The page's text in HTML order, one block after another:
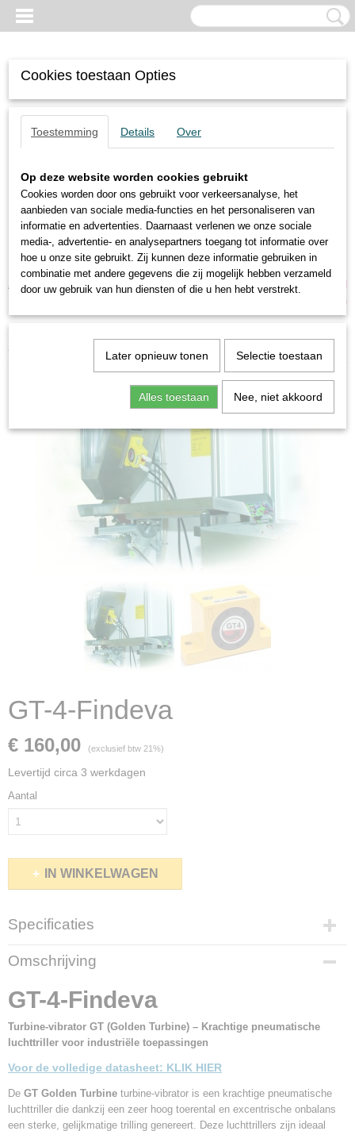
Inloggen Registreren
UW WINKELWAGEN
(0)
Home
GT-4-Findeva
€ 160,00 (exclusief btw 21%)
Levertijd circa 3 werkdagen
Aantal
IN WINKELWAGEN
Specificaties
Bruto gewicht
1,50 Kg
Omschrijving
GT-4-Findeva
Turbine-vibrator GT (Golden Turbine) – Krachtige pneumatische
luchttriller voor industriële toepassingen
Voor de volledige datasheet: KLIK HIER
De GT Golden Turbine turbine-vibrator is een krachtige pneumatische
luchttriller die dankzij een zeer hoog toerental en excentrische onbalans
een sterke, gelijkmatige trilling genereert. Deze luchttrillers zijn ideaal
Cookies toestaan Opties
Toestemming Details Over
Op deze website worden cookies gebruikt
Cookies worden door ons gebruikt voor verkeersanalyse, het
aanbieden van sociale media-functies en het personaliseren van
informatie en advertenties. Daarnaast verlenen we onze sociale
media-, advertentie- en analysepartners toegang tot informatie over
hoe u onze site gebruikt. Zij kunnen deze informatie gebruiken in
combinatie met andere gegevens die zij mogelijk hebben verzameld
door uw gebruik van hun diensten of die u hen hebt verstrekt.
Later opnieuw tonen Selectie toestaan
Alles toestaan Nee, niet akkoord